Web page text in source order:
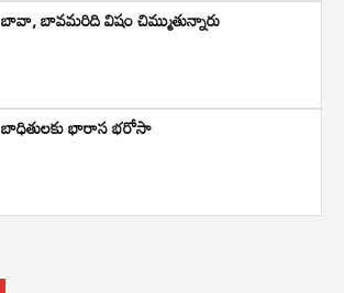
బావా, బావమరిది విషం చిమ్ముతున్నారు
బాధితులకు భారాస భరోసా